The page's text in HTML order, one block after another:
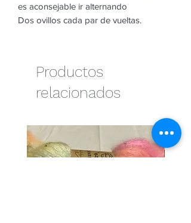
es aconsejable ir alternando
Dos ovillos cada par de vueltas.
Productos
relacionados